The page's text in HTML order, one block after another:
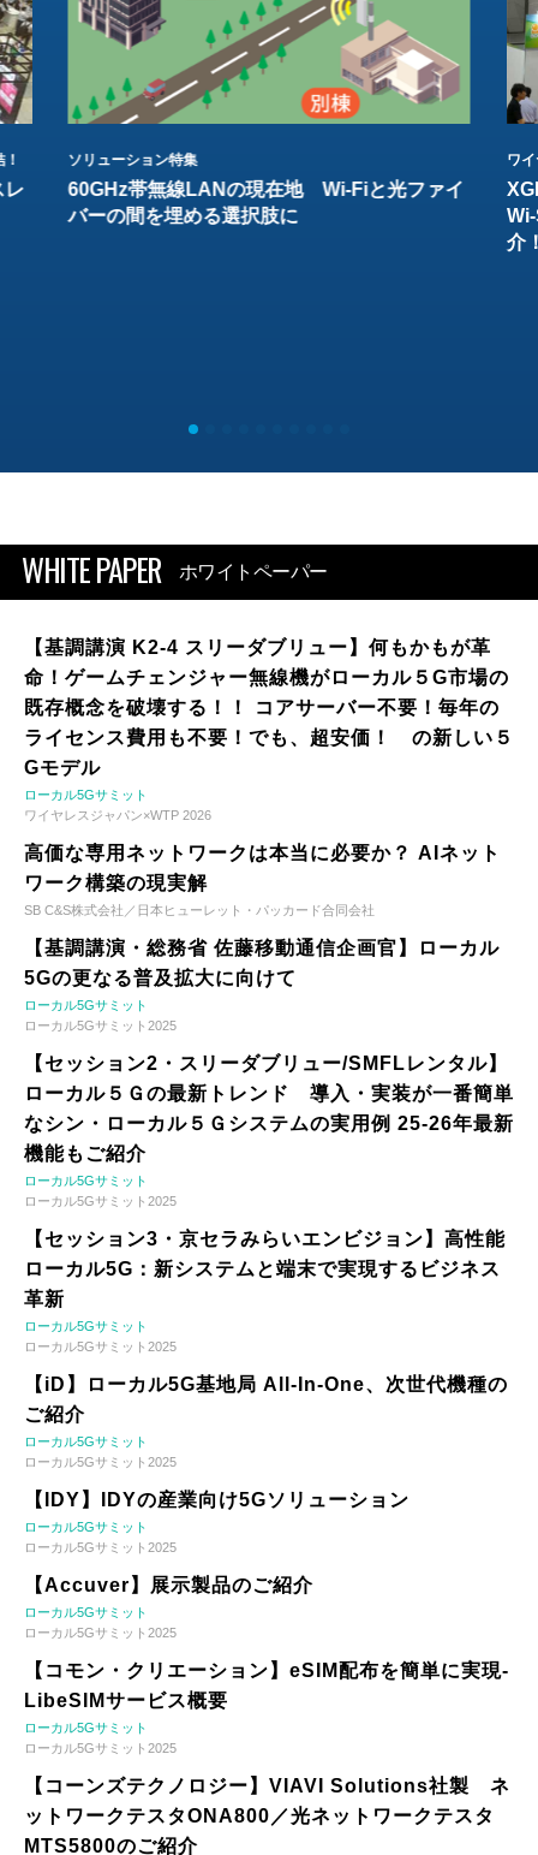
レ
ソリューション特集
60GHz帯無線LANの現在地 Wi-Fiと光ファイ
バーの間を埋める選択肢に
ワ
介
WHITE PAPER ホワイトペーパー
【基調講演 K2-4 スリーダブリュー】何もかもが革
命！ゲームチェンジャー無線機がローカル５G市場の
既存概念を破壊する！！ コアサーバー不要！毎年の
ライセンス費用も不要！でも、超安価！ の新しい５
Gモデル
ローカル5Gサミット
ワイヤレスジャパン×WTP 2026
高価な専用ネットワークは本当に必要か？ AIネット
ワーク構築の現実解
SB C&S株式会社／日本ヒューレット・パッカード合同会社
【基調講演・総務省 佐藤移動通信企画官】ローカル
5Gの更なる普及拡大に向けて
ローカル5Gサミット
ローカル5Gサミット2025
【セッション2・スリーダブリュー/SMFLレンタル】
ローカル５Ｇの最新トレンド 導入・実装が一番簡単
なシン・ローカル５Ｇシステムの実用例 25-26年最新
機能もご紹介
ローカル5Gサミット
ローカル5Gサミット2025
【セッション3・京セラみらいエンビジョン】高性能
ローカル5G：新システムと端末で実現するビジネス
革新
ローカル5Gサミット
ローカル5Gサミット2025
【iD】ローカル5G基地局 All-In-One、次世代機種の
ご紹介
ローカル5Gサミット
ローカル5Gサミット2025
【IDY】IDYの産業向け5Gソリューション
ローカル5Gサミット
ローカル5Gサミット2025
【Accuver】展示製品のご紹介
ローカル5Gサミット
ローカル5Gサミット2025
【コモン・クリエーション】eSIM配布を簡単に実現-
LibeSIMサービス概要
ローカル5Gサミット
ローカル5Gサミット2025
【コーンズテクノロジー】VIAVI Solutions社製 ネ
ットワークテスタONA800／光ネットワークテスタ
MTS5800のご紹介